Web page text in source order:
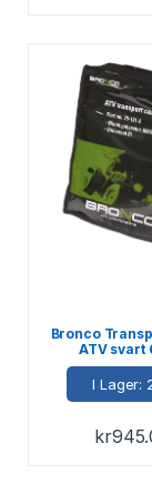
Bronco
ATV svart
I Lager:
kr